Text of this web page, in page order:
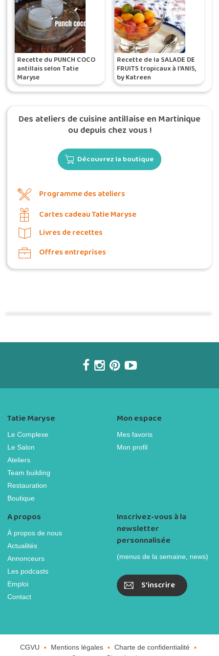
Recette du PUNCH COCO
antillais selon Tatie
Maryse
Recette de la SALADE DE
FRUITS tropicaux à l’ANIS,
by Katreen
Des ateliers de cuisine antillaise en Martinique
ou depuis chez vous !
Découvrez la boutique
Programme des ateliers
Cartes cadeau Tatie Maryse
Livres de recettes
Offres entreprises
Tatie Maryse
Le Complexe
Le Salon
Ateliers
Team building
Restauration
Boutique
Mon espace
Mes favoris
Mon profil
A propos
À propos de nous
Actualités
Annonceurs
Les podcasts
Emploi
Contact
Inscrivez-vous à la
newsletter
personnalisée
(menus de la semaine, news)
S'inscrire
CGVU Mentions légales
Charte de confidentialité